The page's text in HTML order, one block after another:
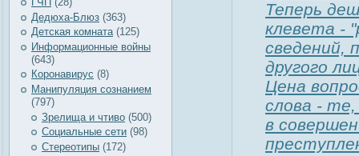
Дедюха-Блюз (363)
Детская комната(125)
Информационные войны
(643)
Коронавирус (8)
Манипуляция сознанием
(797)
Зрелища и чтиво (500)
Социальные сети (98)
Стереотипы (172)
Теперь
клевета -
сведений,
другого
Цена
слова -
в